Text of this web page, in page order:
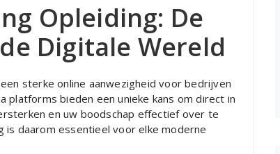
Opleiding: De
Digitale Wereld
sterke online aanwezigheid voor bedrijven
platforms bieden een unieke kans om direct in
en uw boodschap effectief over te
is daarom essentieel voor elke moderne